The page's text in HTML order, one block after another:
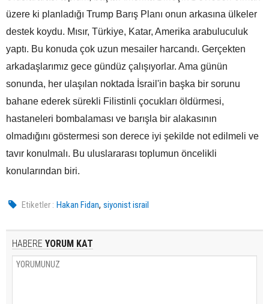
üzere ki planladığı Trump Barış Planı onun arkasına ülkeler
destek koydu. Mısır, Türkiye, Katar, Amerika arabuluculuk
yaptı. Bu konuda çok uzun mesailer harcandı. Gerçekten
arkadaşlarımız gece gündüz çalışıyorlar. Ama günün
sonunda, her ulaşılan noktada İsrail'in başka bir sorunu
bahane ederek sürekli Filistinli çocukları öldürmesi,
hastaneleri bombalaması ve barışla bir alakasının
olmadığını göstermesi son derece iyi şekilde not edilmeli ve
tavır konulmalı. Bu uluslararası toplumun öncelikli
konularından biri.
Etiketler : Hakan Fidan,siyonist israil
HABERE YORUM KAT